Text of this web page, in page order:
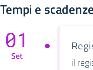
Tempi e scadenze
01
Set il